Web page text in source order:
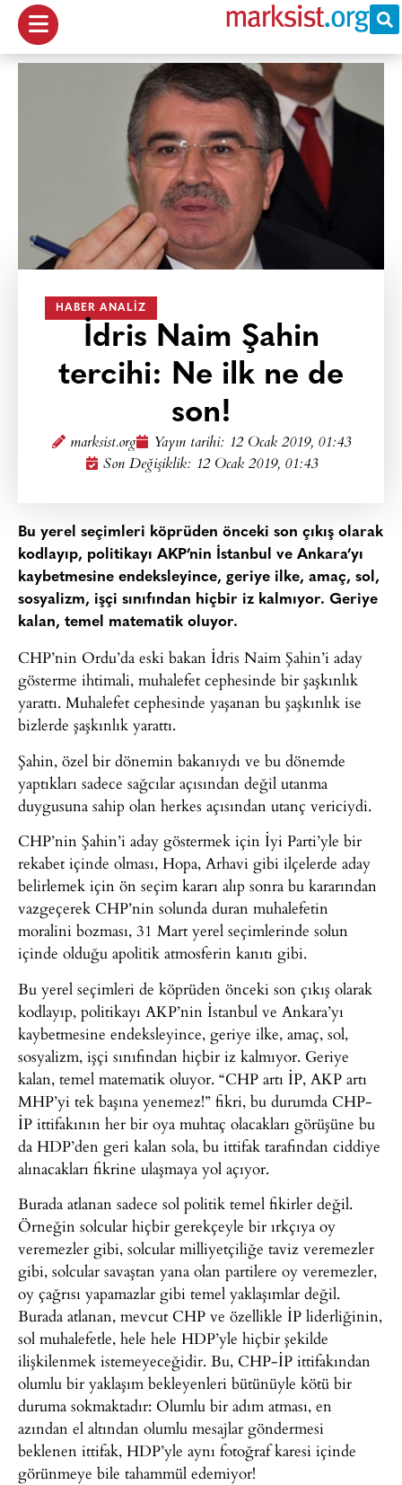
HABER ANALIZ
İdris Naim Şahin
tercihi: Ne ilk ne de
son!
marksist.org Yayın tarihi: 12 Ocak 2019, 01:43
Son Değişiklik: 12 Ocak 2019, 01:43
Bu yerel seçimleri köprüden önceki son çıkış olarak
kodlayıp, politikayı AKP’nin İstanbul ve Ankara’yı
kaybetmesine endeksleyince, geriye ilke, amaç, sol,
sosyalizm, işçi sınıfından hiçbir iz kalmıyor. Geriye
kalan, temel matematik oluyor.
CHP’nin Ordu’da eski bakan İdris Naim Şahin’i aday
gösterme ihtimali, muhalefet cephesinde bir şaşkınlık
yarattı. Muhalefet cephesinde yaşanan bu şaşkınlık ise
bizlerde şaşkınlık yarattı.
Şahin, özel bir dönemin bakanıydı ve bu dönemde
yaptıkları sadece sağcılar açısından değil utanma
duygusuna sahip olan herkes açısından utanç vericiydi.
CHP’nin Şahin’i aday göstermek için İyi Parti’yle bir
rekabet içinde olması, Hopa, Arhavi gibi ilçelerde aday
belirlemek için ön seçim kararı alıp sonra bu kararından
vazgeçerek CHP’nin solunda duran muhalefetin
moralini bozması, 31 Mart yerel seçimlerinde solun
içinde olduğu apolitik atmosferin kanıtı gibi.
Bu yerel seçimleri de köprüden önceki son çıkış olarak
kodlayıp, politikayı AKP’nin İstanbul ve Ankara’yı
kaybetmesine endeksleyince, geriye ilke, amaç, sol,
sosyalizm, işçi sınıfından hiçbir iz kalmıyor. Geriye
kalan, temel matematik oluyor. “CHP artı İP, AKP artı
MHP’yi tek başına yenemez!” fikri, bu durumda CHP-
İP ittifakının her bir oya muhtaç olacakları görüşüne bu
da HDP’den geri kalan sola, bu ittifak tarafından ciddiye
alınacakları fikrine ulaşmaya yol açıyor.
Burada atlanan sadece sol politik temel fikirler değil.
Örneğin solcular hiçbir gerekçeyle bir ırkçıya oy
veremezler gibi, solcular milliyetçiliğe taviz veremezler
gibi, solcular savaştan yana olan partilere oy veremezler,
oy çağrısı yapamazlar gibi temel yaklaşımlar değil.
Burada atlanan, mevcut CHP ve özellikle İP liderliğinin,
sol muhalefetle, hele hele HDP’yle hiçbir şekilde
ilişkilenmek istemeyeceğidir. Bu, CHP-İP ittifakından
olumlu bir yaklaşım bekleyenleri bütünüyle kötü bir
duruma sokmaktadır: Olumlu bir adım atması, en
azından el altından olumlu mesajlar göndermesi
beklenen ittifak, HDP’yle aynı fotoğraf karesi içinde
görünmeye bile tahammül edemiyor!